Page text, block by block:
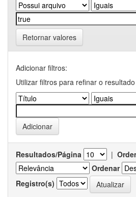
Retornar valores
Adicionar filtros:
Utilizar filtros para refinar o
Resultados/Página |
Ordenar
Registro(s)